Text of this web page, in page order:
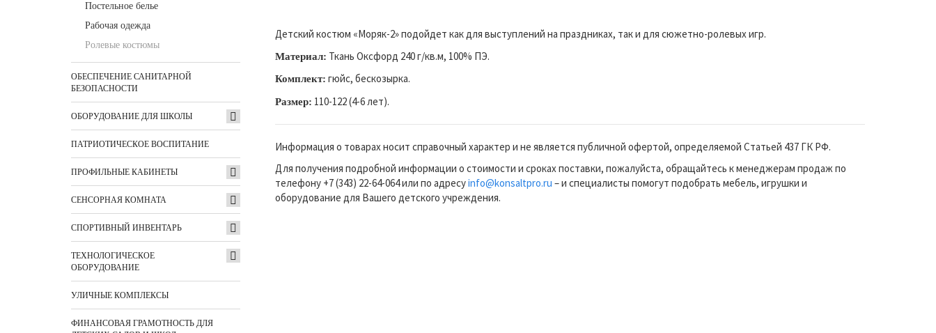
Постельное белье
Рабочая одежда
Ролевые костюмы
ОБЕСПЕЧЕНИЕ САНИТАРНОЙ
БЕЗОПАСНОСТИ
ОБОРУДОВАНИЕ ДЛЯ ШКОЛЫ
ПАТРИОТИЧЕСКОЕ ВОСПИТАНИЕ
ПРОФИЛЬНЫЕ КАБИНЕТЫ
СЕНСОРНАЯ КОМНАТА
СПОРТИВНЫЙ ИНВЕНТАРЬ
ТЕХНОЛОГИЧЕСКОЕ
ОБОРУДОВАНИЕ
УЛИЧНЫЕ КОМПЛЕКСЫ
ФИНАНСОВАЯ ГРАМОТНОСТЬ ДЛЯ
Детский костюм «Моряк-2» подойдет как для выступлений на праздниках, так и для сюжетно-ролевых игр.
Материал: Ткань Оксфорд 240 г/кв.м, 100% ПЭ.
Комплект: гюйс, бескозырка.
Размер: 110-122 (4-6 лет).
Информация о товарах носит справочный характер и не является публичной офертой, определяемой Статьей 437 ГК РФ.
Для получения подробной информации о стоимости и сроках поставки, пожалуйста, обращайтесь к менеджерам продаж по
телефону +7 (343) 22-64-064 или по адресуinfo@konsaltpro.ru – и специалисты помогут подобрать мебель, игрушки и
оборудование для Вашего детского учреждения.